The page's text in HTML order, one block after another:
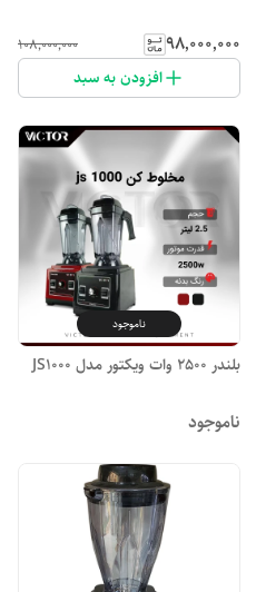
۹۸٬۰۰۰٬۰۰۰ ۱۰۸٬۰۰۰٬۰۰۰
افزودن به سبد
ناموجود
بلندر 2500 وات ویکتور مدل JS1000
ناموجود